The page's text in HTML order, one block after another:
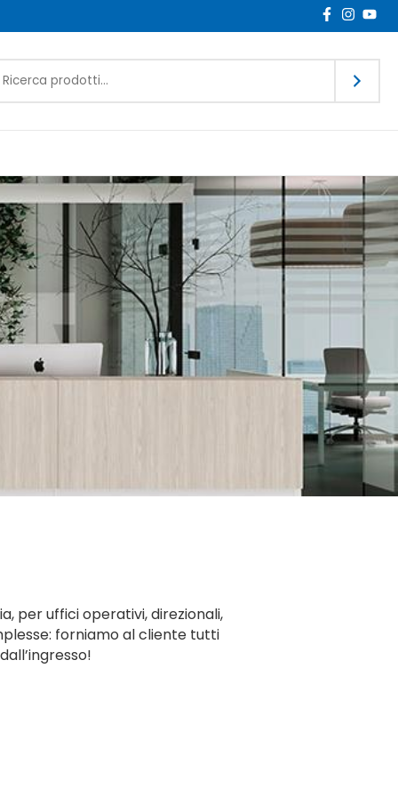
per uffici operativi, direzionali,
forniamo al cliente tutti